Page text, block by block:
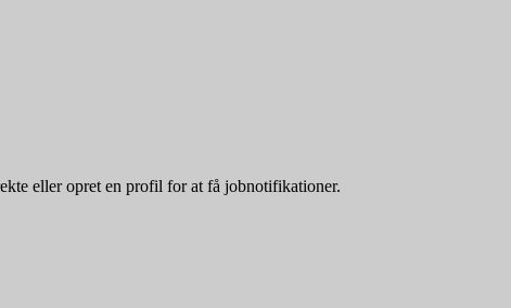
eller opret en profil for at få jobnotifikationer.